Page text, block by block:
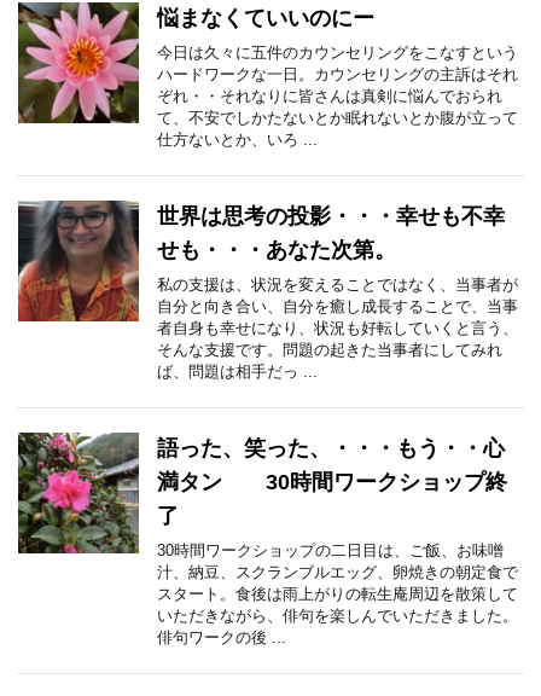
悩まなくていいのにー
今日は久々に五件のカウンセリングをこなすという
ハードワークな一日。カウンセリングの主訴はそれ
ぞれ・・それなりに皆さんは真剣に悩んでおられ
て、不安でしかたないとか眠れないとか腹が立って
仕方ないとか、いろ ...
世界は思考の投影・・・幸せも不幸
せも・・・あなた次第。
私の支援は、状況を変えることではなく、当事者が
自分と向き合い、自分を癒し成長することで、当事
者自身も幸せになり、状況も好転していくと言う、
そんな支援です。問題の起きた当事者にしてみれ
ば、問題は相手だっ ...
語った、笑った、・・・もう・・心
満タン 30時間ワークショップ終
了
30時間ワークショップの二日目は、ご飯、お味噌
汁、納豆、スクランブルエッグ、卵焼きの朝定食で
スタート。食後は雨上がりの転生庵周辺を散策して
いただきながら、俳句を楽しんでいただきました。
俳句ワークの後 ...